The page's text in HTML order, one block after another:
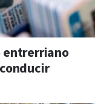
entrerriano